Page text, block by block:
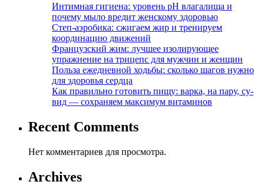
Интимная гигиена: уровень pH влагалища и
почему мыло вредит женскому здоровью
Степ-аэробика: сжигаем жир и тренируем
координацию движений
Французский жим: лучшее изолирующее
упражнение на трицепс для мужчин и женщин
Польза ежедневной ходьбы: сколько шагов нужно
для здоровья сердца
Как правильно готовить пищу: варка, на пару, су-
вид — сохраняем максимум витаминов
Recent Comments
Нет комментариев для просмотра.
Archives